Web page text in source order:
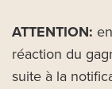
ATTENTION:
réaction du
suite à la